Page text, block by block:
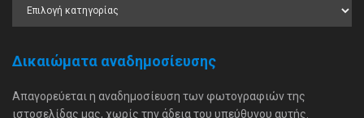
Δικαιώματα αναδημοσίευσης
Απαγορεύεται η αναδημοσίευση των φωτογραφιών της
ιστοσελίδας μας, χωρίς την άδεια του υπεύθυνου αυτής.